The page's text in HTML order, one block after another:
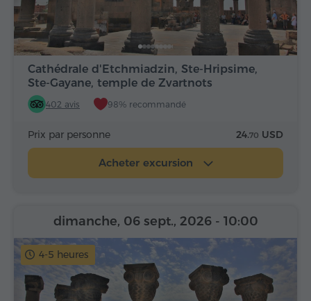
Cathédrale d'Etchmiadzin, Ste-Hripsime,
Ste-Gayane, temple de Zvartnots
402 avis 98% recommandé
Prix par personne 24.70 USD
Acheter excursion
4-5 heures
dimanche, 06 sept., 2026 - 10:00